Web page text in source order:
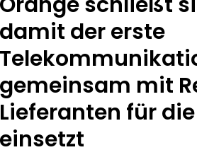
damit der erste
gemeinsam mit
Lieferanten für
einsetzt